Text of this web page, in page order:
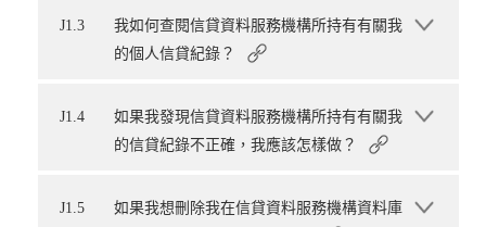
J1.3
我如何查閱信貸資料服務機構所持有有關我
的個人信貸紀錄？
J1.4
如果我發現信貸資料服務機構所持有有關我
的信貸紀錄不正確，我應該怎樣做？
J1.5
如果我想刪除我在信貸資料服務機構資料庫